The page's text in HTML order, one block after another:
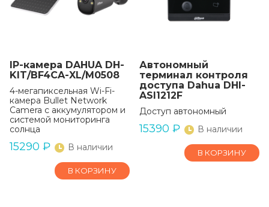
IP-камера DAHUA DH-
KIT/BF4CA-XL/M0508
4-мегапиксельная Wi-Fi-
камера Bullet Network
Camera с аккумулятором и
системой мониторинга
солнца
15290 ₽ В наличии
В КОРЗИНУ
Автономный
терминал контроля
доступа Dahua DHI-
ASI1212F
Доступ автономный
15390 ₽ В наличии
В КОРЗИНУ